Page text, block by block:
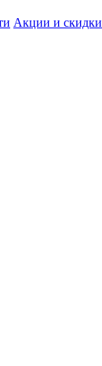
Акции и скидки